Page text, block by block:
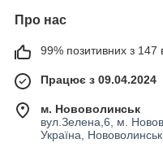
Про нас
99% позитивних з 147
Працює з 09.04.2024
м. Нововолинськ
вул.Зелена,6, м.
Україна,